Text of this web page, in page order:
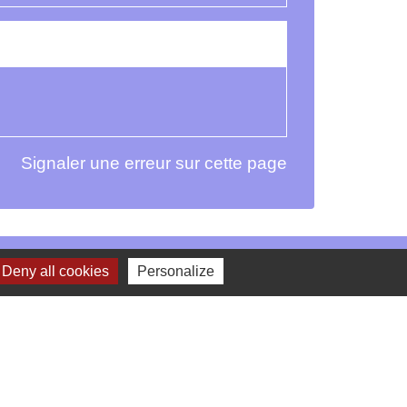
Signaler une erreur sur cette page
Deny all cookies Personalize